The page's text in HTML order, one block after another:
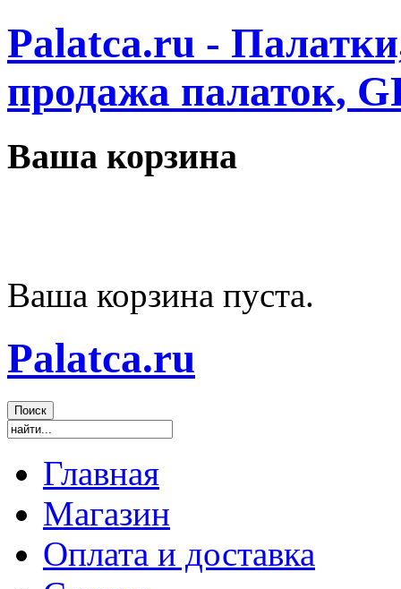
Palatca.ru -
продажа палаток,
Ваша корзина
Ваша корзина пуста.
Palatca.ru
Главная
Магазин
Оплата и доставка